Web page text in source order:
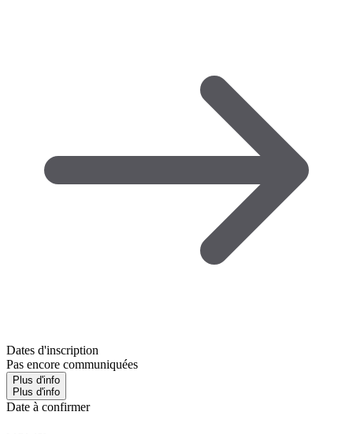
Dates d'inscription
Pas encore communiquées
Plus d'info
Plus d'info
Date à confirmer